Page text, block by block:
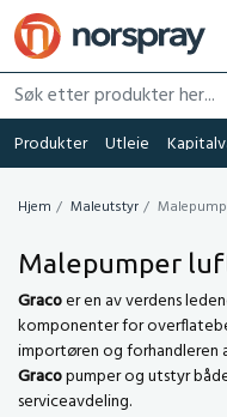
Søk etter produkter her...
Produkter Utleie
Hjem Maleutstyr
Malepumper
Gracoer en av verdens
komponenter for
importøren og forhandleren
Gracopumper og utstyr
serviceavdeling.